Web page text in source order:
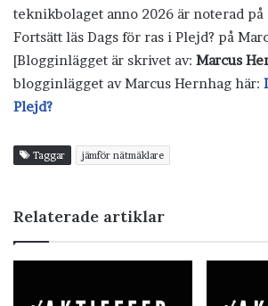
teknikbolaget anno 2026 är noterad
Fortsätt läs Dags för ras i Plejd? på
[Blogginlägget är skrivet av: Marcus
blogginlägget av Marcus Hernhag här:
Plejd?
Taggar jämför nätmäklare
Relaterade artiklar